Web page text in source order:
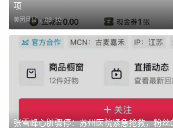
项
美团月付 ，09-10
张雪峰心脏骤停：苏州医院紧急抢救，粉